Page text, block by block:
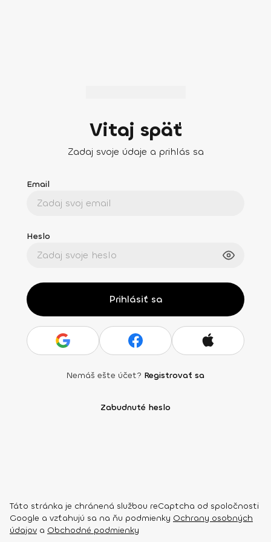
Vitaj späť
Zadaj svoje údaje a prihlás sa
Email
Heslo
Prihlásiť sa
Nemáš ešte účet? Registrovať sa
Zabudnuté heslo
Táto stránka je chránená službou reCaptcha od spoločnosti
Google a vzťahujú sa na ňu podmienky Ochrany osobných
údajov a Obchodné podmienky